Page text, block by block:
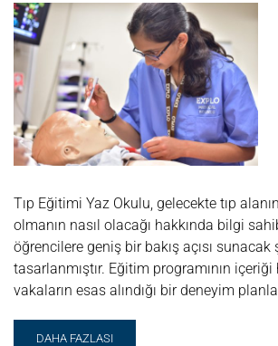
Tıp Eğitimi Yaz Okulu, gelecekte tıp
olmanın nasıl olacağı hakkında bilgi
öğrencilere geniş bir bakış açısı sunacak
tasarlanmıştır. Eğitim programının içeriği
vakaların esas alındığı bir deneyim
READ
DAHA FAZLASI